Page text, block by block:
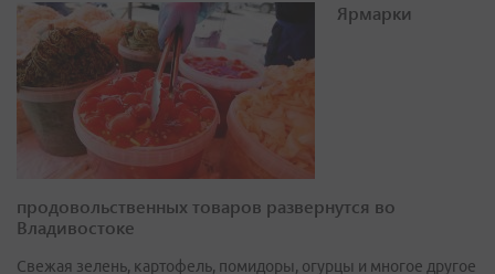
Ярмарки
продовольственных товаров развернутся во
Владивостоке
Свежая зелень, картофель, помидоры, огурцы и многое другое